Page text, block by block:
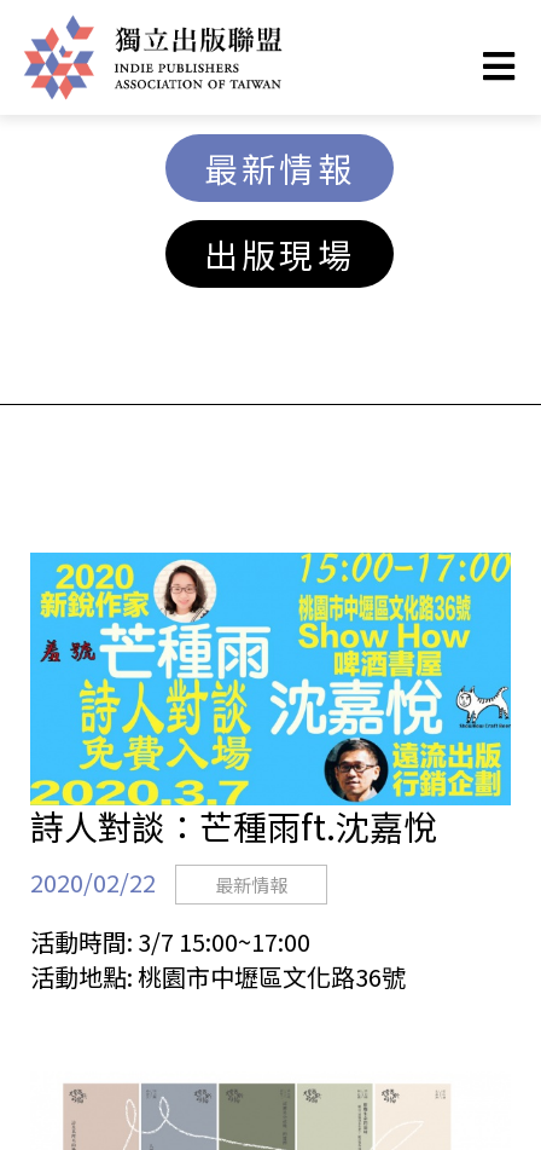
至
主
容
聯
站
最新情報
出版現場
詩人對談：芒種雨ft.沈嘉悅
2020/02/22 最新情報
活動時間: 3/7 15:00~17:00
活動地點:桃園市中壢區文化路36號